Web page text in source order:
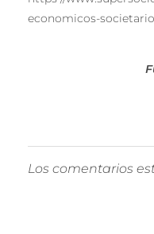
economicos-
Los comentarios